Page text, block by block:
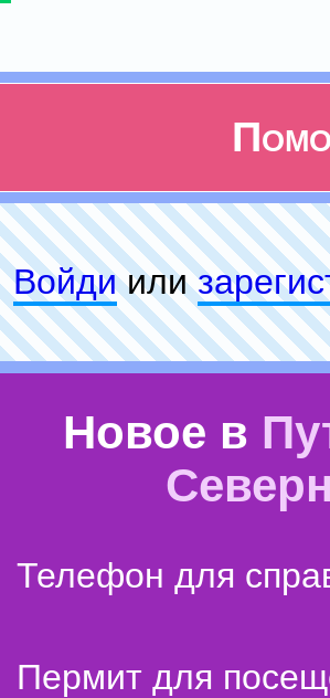
Войдиили
Новое в
Телефон для
Пермит для